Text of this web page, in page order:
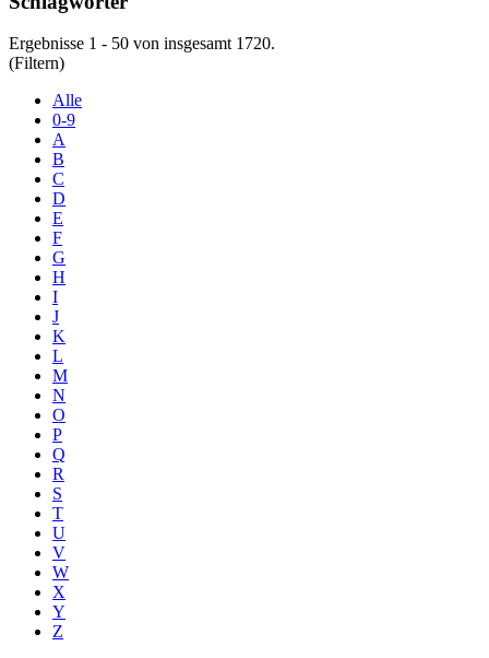
Ergebnisse 1 - 50 von insgesamt 1720.
(Filtern)
Alle
0-9
A
B
C
D
E
F
G
H
I
J
K
L
M
N
O
P
Q
R
S
T
U
V
W
X
Y
Z